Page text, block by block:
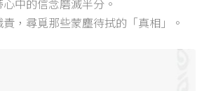
中的信念磨滅半分。
，尋覓那些蒙塵待拭的「真相」。